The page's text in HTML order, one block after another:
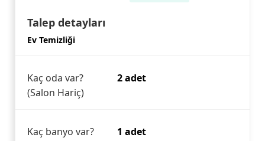
Talep detayları
Ev Temizliği
Kaç oda var?
(Salon Hariç)
2 adet
Kaç banyo var? 1 adet